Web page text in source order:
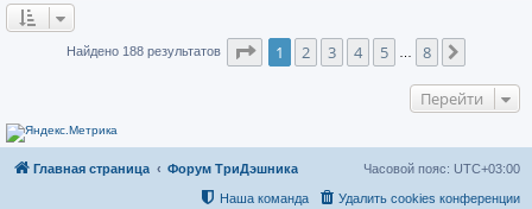
е
о
е
Найдено 188 результатов Страница1 из
1 2 3 4 5 8
Перейти
Главная страница Форум ТриДэшника Часовой пояс: UTC+03:00
Удалить cookies конференции
Наша команда